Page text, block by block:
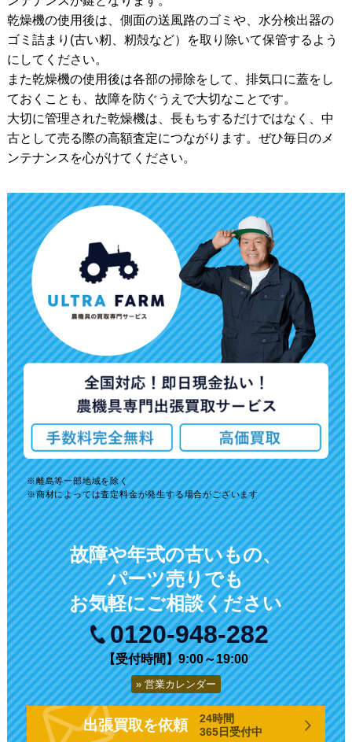
乾燥機の使用後は、側面の送風路のゴミや、水分検出器の
ゴミ詰まり(古い籾、籾殻など）を取り除いて保管するよう
にしてください。
また乾燥機の使用後は各部の掃除をして、排気口に蓋をし
ておくことも、故障を防ぐうえで大切なことです。
大切に管理された乾燥機は、長もちするだけではなく、中
古として売る際の高額査定につながります。ぜひ毎日のメ
ンテナンスを心がけてください。
離島等一部地域を除く
商材によっては査定料金が発生する場合がございます
故障や年式の古いもの、
パーツ売りでも
お気軽にご相談ください
0120-948-282
【受付時間】9:00～19:00
営業カレンダー
出張買取を依頼
24時間
365日受付中